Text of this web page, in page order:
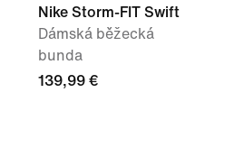
Nike Storm-FIT Swift
Dámská běžecká
bunda
139,99 €